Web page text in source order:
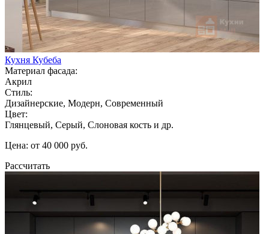
Кухня Кубеба
Материал фасада:
Акрил
Стиль:
Дизайнерские, Модерн, Современный
Цвет:
Глянцевый, Серый, Слоновая кость и др.
Цена: от 40 000 руб.
Рассчитать